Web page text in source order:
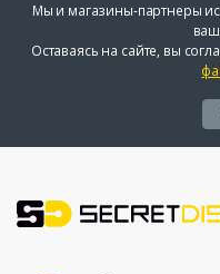
Мы и магазины-партнеры
Оставаясь на сайте, вы